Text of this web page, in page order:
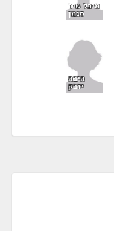
מיכל שיר
סגמן
היבה
יזבק